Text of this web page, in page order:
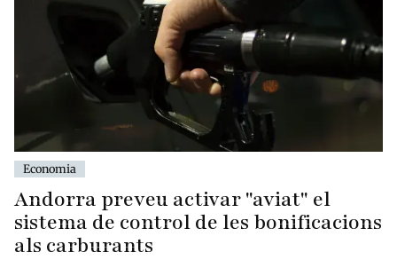
Economia
Andorra preveu activar "aviat" el
sistema de control de les bonificacions
als carburants